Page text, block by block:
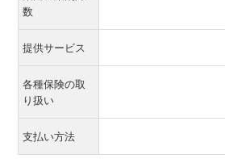
数
提供サービス
各種保険の取
り扱い
支払い方法